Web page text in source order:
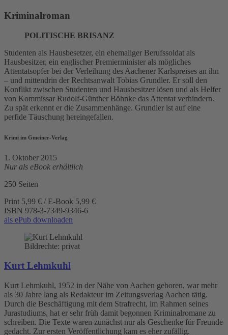
Kriminalroman
POLITISCHE BRISANZ
Studenten als Hausbesetzer, ein ehemaliger Berufssoldat als
Hausbesitzer, ein englischer Premierminister als mögliches
Attentatsopfer bei der Verleihung des Aachener Karlspreises an ihn
– und mittendrin der Rechtsanwalt Tobias Grundler. Er soll den
Konflikt zwischen Studenten und Hausbesitzer lösen und als Helfer
von Kommissar Rudolf-Günther Böhnke das Attentat verhindern.
Zu spät erkennt er die Zusammenhänge. Grundler ist auf eine
perfide Täuschung hereingefallen.
Krimi im Gmeiner-Verlag
1. Oktober 2015
Nur als eBook erhältlich
250 Seiten
Print 5,99 € / E-Book 5,99 €
ISBN 978-3-7349-9346-6
als ePub downloaden
Bildrechte: privat
Kurt Lehmkuhl
Kurt Lehmkuhl, 1952 in der Nähe von Aachen geboren, war mehr
als 30 Jahre lang als Redakteur im Zeitungsverlag Aachen tätig.
Durch die Beschäftigung mit dem Strafrecht, im Rahmen seines
Jurastudiums, hat er sehr früh damit begonnen Kriminalromane zu
schreiben. Die Texte waren zunächst nur als Geschenke für Freunde
gedacht. Zur ersten Veröffentlichung kam es eher zufällig.